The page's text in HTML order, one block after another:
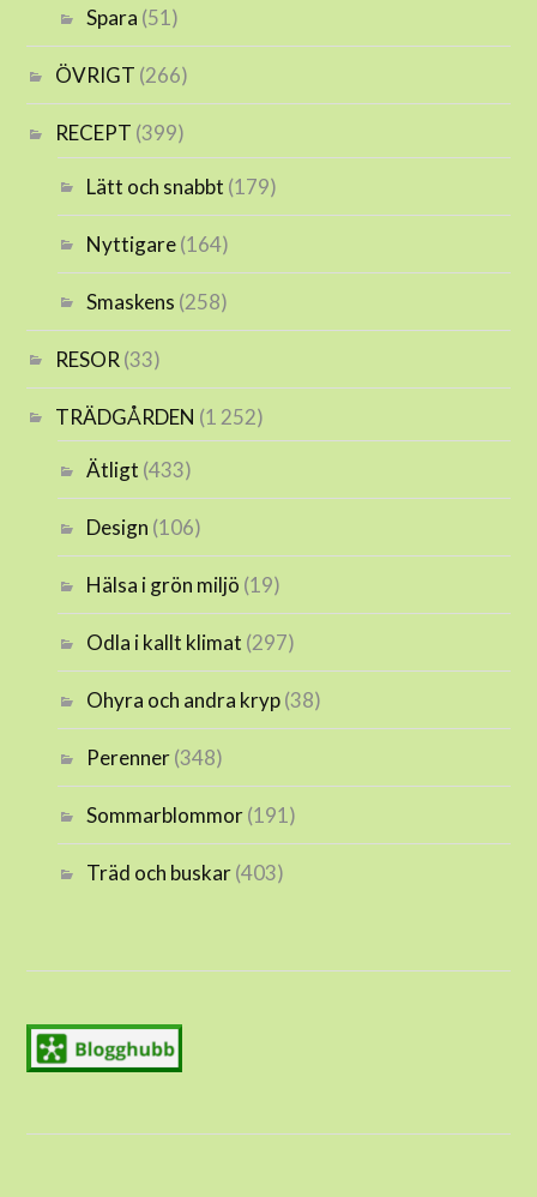
Spara (51)
ÖVRIGT (266)
RECEPT (399)
Lätt och snabbt (179)
Nyttigare(164)
Smaskens (258)
RESOR (33)
TRÄDGÅRDEN (1 252)
Ätligt (433)
Design (106)
Hälsa i grön miljö (19)
Odla i kallt klimat (297)
Ohyra och andra kryp(38)
Perenner(348)
Sommarblommor(191)
Träd och buskar(403)